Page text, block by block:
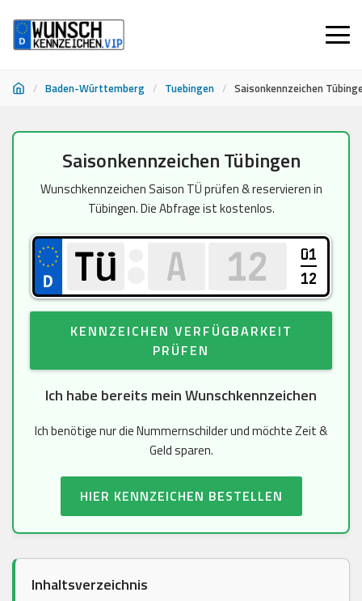
/ Baden-Württemberg / Tuebingen / Saisonkennzeichen
springen
Saisonkennzeichen Tübingen
Wunschkennzeichen Saison TÜ prüfen & reservieren in
Tübingen. Die Abfrage ist kostenlos.
01
12
KENNZEICHEN VERFÜGBARKEIT
PRÜFEN
Ich habe bereits mein Wunschkennzeichen
Ich benötige nur die Nummernschilder und möchte Zeit &
Geld sparen.
HIER KENNZEICHEN BESTELLEN
Inhaltsverzeichnis